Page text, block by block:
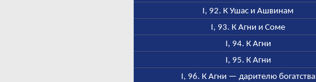
I, 92. К Ушас и Ашвинам
I, 93. К Агни и Соме
I, 94. К Агни
I, 95. К Агни
I, 96. К Агни — дарителю богатства